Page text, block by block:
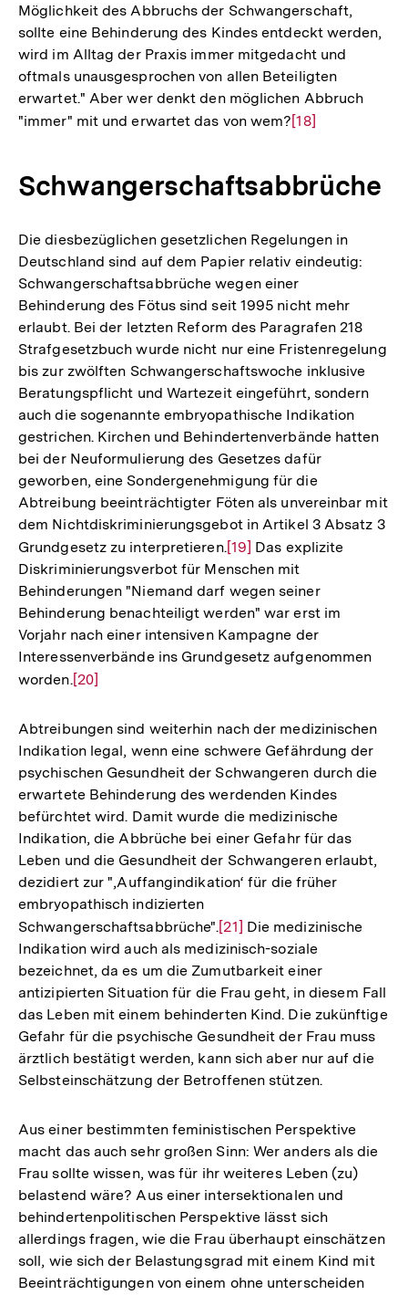
Möglichkeit des Abbruchs der Schwangerschaft,
sollte eine Behinderung des Kindes entdeckt werden,
wird im Alltag der Praxis immer mitgedacht und
oftmals unausgesprochen von allen Beteiligten
erwartet." Aber wer denkt den möglichen Abbruch
"immer" mit und erwartet das von wem?Zur
Fußnote
[18]
Schwangerschaftsabbrüche
Die diesbezüglichen gesetzlichen Regelungen in
Deutschland sind auf dem Papier relativ eindeutig:
Schwangerschaftsabbrüche wegen einer
Behinderung des Fötus sind seit 1995 nicht mehr
erlaubt. Bei der letzten Reform des Paragrafen 218
Strafgesetzbuch wurde nicht nur eine Fristenregelung
bis zur zwölften Schwangerschaftswoche inklusive
Beratungspflicht und Wartezeit eingeführt, sondern
auch die sogenannte embryopathische Indikation
gestrichen. Kirchen und Behindertenverbände hatten
bei der Neuformulierung des Gesetzes dafür
geworben, eine Sondergenehmigung für die
Abtreibung beeinträchtigter Föten als unvereinbar mit
dem Nichtdiskriminierungsgebot in Artikel 3 Absatz 3
Grundgesetz zu interpretieren.Zur
Auflösung
der
Fußnote
[19] Das explizite
Diskriminierungsverbot für Menschen mit
Behinderungen "Niemand darf wegen seiner
Behinderung benachteiligt werden" war erst im
Vorjahr nach einer intensiven Kampagne der
Interessenverbände ins Grundgesetz aufgenommen
worden.Zur
der
Fußnote
[20]
Abtreibungen sind weiterhin nach der medizinischen
Indikation legal, wenn eine schwere Gefährdung der
psychischen Gesundheit der Schwangeren durch die
erwartete Behinderung des werdenden Kindes
befürchtet wird. Damit wurde die medizinische
Indikation, die Abbrüche bei einer Gefahr für das
Leben und die Gesundheit der Schwangeren erlaubt,
dezidiert zur "‚Auffangindikation‘ für die früher
embryopathisch indizierten
Schwangerschaftsabbrüche".Zur
Auflösung
der
Fußnote
[21] Die medizinische
Indikation wird auch als medizinisch-soziale
bezeichnet, da es um die Zumutbarkeit einer
antizipierten Situation für die Frau geht, in diesem Fall
das Leben mit einem behinderten Kind. Die zukünftige
Gefahr für die psychische Gesundheit der Frau muss
ärztlich bestätigt werden, kann sich aber nur auf die
Selbsteinschätzung der Betroffenen stützen.
Aus einer bestimmten feministischen Perspektive
macht das auch sehr großen Sinn: Wer anders als die
Frau sollte wissen, was für ihr weiteres Leben (zu)
belastend wäre? Aus einer intersektionalen und
behindertenpolitischen Perspektive lässt sich
allerdings fragen, wie die Frau überhaupt einschätzen
soll, wie sich der Belastungsgrad mit einem Kind mit
Beeinträchtigungen von einem ohne unterscheiden